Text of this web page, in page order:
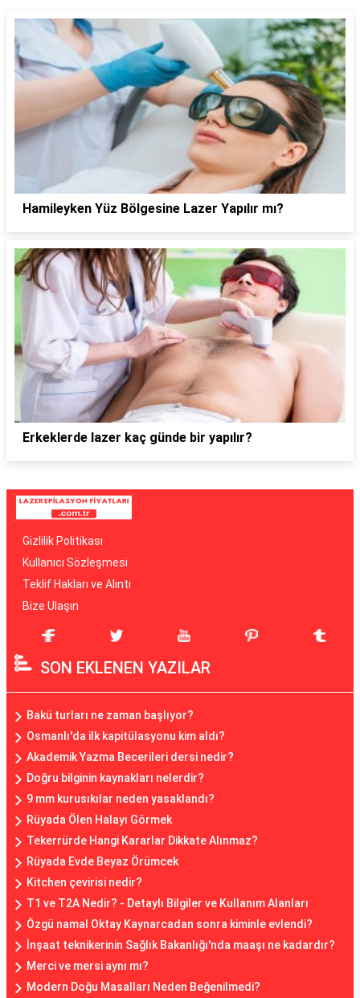
Hamileyken Yüz Bölgesine Lazer Yapılır mı?
Erkeklerde lazer kaç günde bir yapılır?
Gizlilik Politikası
Kullanıcı Sözleşmesi
Teklif Hakları ve Alıntı
Bize Ulaşın
SON EKLENEN YAZILAR
Bakü turları ne zaman başlıyor?
Osmanlı'da ilk kapitülasyonu kim aldı?
Akademik Yazma Becerileri dersi nedir?
Doğru bilginin kaynakları nelerdir?
9 mm kurusıkılar neden yasaklandı?
Rüyada Ölen Halayı Görmek
Tekerrürde Hangi Kararlar Dikkate Alınmaz?
Rüyada Evde Beyaz Örümcek
Kitchen çevirisi nedir?
T1 ve T2A Nedir? - Detaylı Bilgiler ve Kullanım Alanları
Özgü namal Oktay Kaynarcadan sonra kiminle evlendi?
İnşaat teknikerinin Sağlık Bakanlığı'nda maaşı ne kadardır?
Merci ve mersi aynı mı?
Modern Doğu Masalları Neden Beğenilmedi?